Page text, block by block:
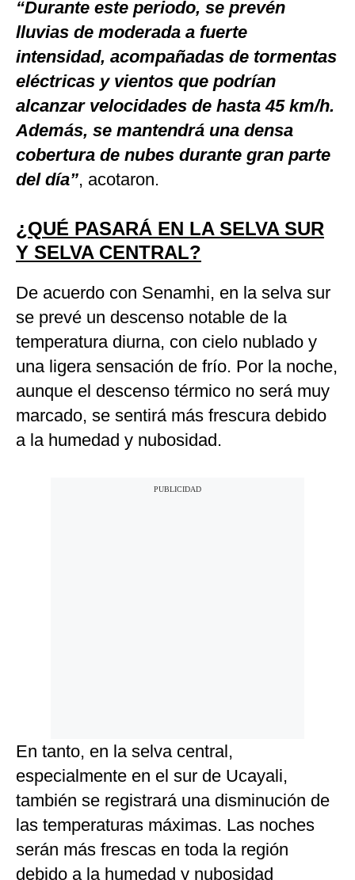
“Durante este periodo, se prevén
lluvias de moderada a fuerte
intensidad, acompañadas de tormentas
eléctricas y vientos que podrían
alcanzar velocidades de hasta 45 km/h.
Además, se mantendrá una densa
cobertura de nubes durante gran parte
del día”, acotaron.
¿QUÉ PASARÁ EN LA SELVA SUR
Y SELVA CENTRAL?
De acuerdo con Senamhi, en la selva sur
se prevé un descenso notable de la
temperatura diurna, con cielo nublado y
una ligera sensación de frío. Por la noche,
aunque el descenso térmico no será muy
marcado, se sentirá más frescura debido
a la humedad y nubosidad.
En tanto, en la selva central,
especialmente en el sur de Ucayali,
también se registrará una disminución de
las temperaturas máximas. Las noches
serán más frescas en toda la región
debido a la humedad y nubosidad